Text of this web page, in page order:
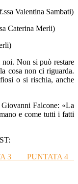
Valentina Sambati)
Caterina Merli)
Non si può restare
cosa non ci riguarda.
o si rischia, anche
Falcone: «La
e come tutti i fatti
3 PUNTATA 4